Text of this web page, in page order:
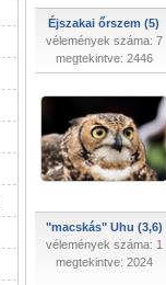
Éjszakai őrszem (5)
vélemények száma: 7
megtekintve: 2446
"macskás" Uhu (3,6)
vélemények száma: 1
megtekintve: 2024